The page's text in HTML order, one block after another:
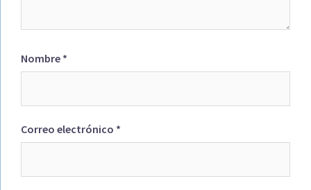
Nombre *
Correo electrónico *